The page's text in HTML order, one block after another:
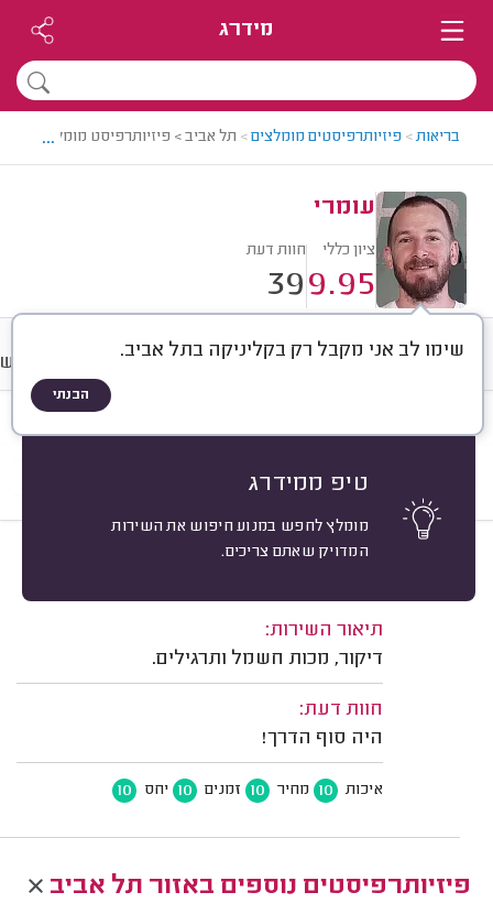
מידרג
בריאות> פיזיותרפיסטים מומלצים> תל אביב > פיזיותרפיסט מומלץ -
...
עומרי
ציון כללי
9.95
חוות דעת
39
שימו לב אני מקבל רק בקליניקה בתל אביב.
הבנתי
טיפ ממידרג
מומלץ לחפש במנוע חיפוש את השירות
המדויק שאתם צריכים.
חוות דעת מחירים ממוצע
מה כלל הטיפול?
אבי כ. רחובות.
תיאור השירות:
דיקור, מכות חשמל ותרגילים.
חוות דעת:
היה סוף הדרך!
איכות 10 מחיר 10 זמנים 10 יחס 10
פיזיותרפיסטים נוספים באזור תל אביב